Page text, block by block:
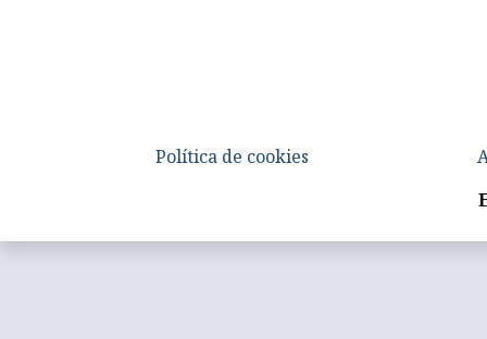
Política de cookies